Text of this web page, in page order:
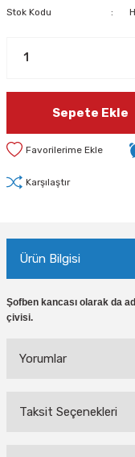
Stok Kodu
Sepete Ekle
Karşılaştır
Ürün Bilgisi
Şofben kancası olarak da
çivisi.
Yorumlar
Taksit Seçenekleri